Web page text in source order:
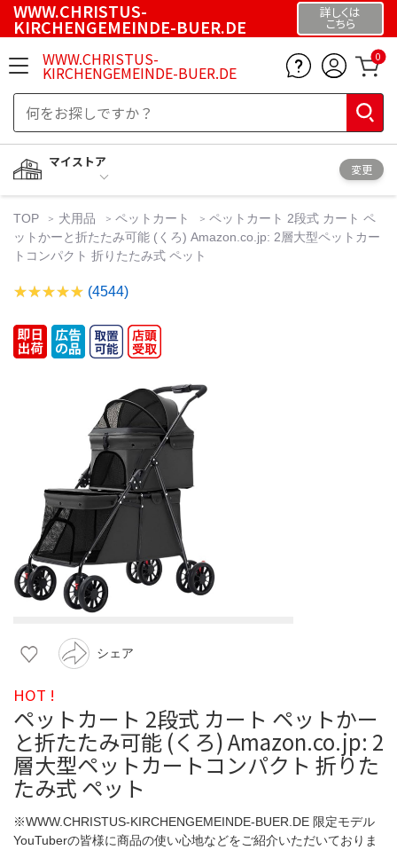
WWW.CHRISTUS-
KIRCHENGEMEINDE-BUER.DE
詳しくは
こちら
WWW.CHRISTUS-
KIRCHENGEMEINDE-BUER.DE
0
マイストア
変更
TOP 犬用品 ペットカート
ペットカート 2段式 カート ペ
ットかーと折たたみ可能 (くろ) Amazon.co.jp: 2層大型ペットカー
トコンパクト 折りたたみ式 ペット
(4544)
シェア
HOT !
ペットカート 2段式 カート ペットかー
と折たたみ可能 (くろ) Amazon.co.jp: 2
層大型ペットカートコンパクト 折りた
たみ式 ペット
※WWW.CHRISTUS-KIRCHENGEMEINDE-BUER.DE 限定モデル
YouTuberの皆様に商品の使い心地などをご紹介いただいておりま